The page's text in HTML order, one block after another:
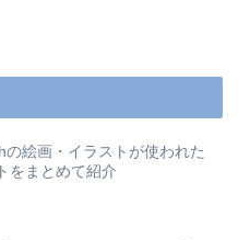
絵画・イラストが使われた
をまとめて紹介